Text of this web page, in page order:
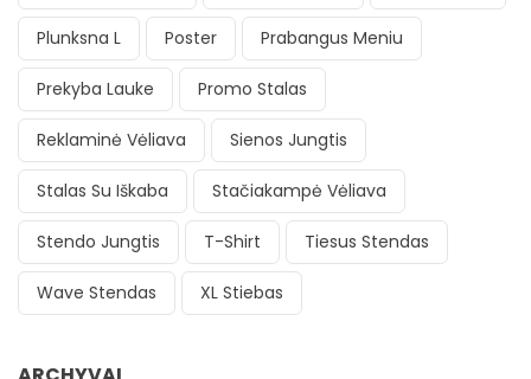
Plunksna L Poster Prabangus Meniu
Prekyba Lauke Promo Stalas
Reklaminė Vėliava Sienos Jungtis
Stalas Su Iškaba Stačiakampė Vėliava
Stendo Jungtis T-Shirt Tiesus Stendas
Wave Stendas XL Stiebas